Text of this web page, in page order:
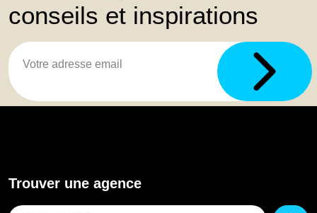
conseils et inspirations
Trouver une agence